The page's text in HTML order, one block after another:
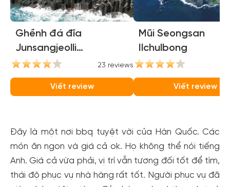
Ghềnh đá đĩa
Junsangjeolli
(Jusangjeolli Cliffs)23 reviews
Viết review
Mũi Seongsan
Ilchulbong
Viết review
Đây là một nơi bbq tuyệt vời của Hàn Quốc. Các
món ăn ngon và giá cả ok. Họ không thể nói tiếng
Anh. Giá cả vừa phải, vị trí vẫn tương đối tốt để tìm,
thái độ phục vụ nhà hàng rất tốt. Người phục vụ đã